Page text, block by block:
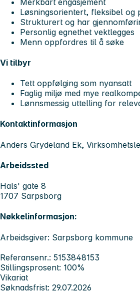
Løsningsorientert, fleksibel og
Strukturert og har
Personlig egnethet vektlegges
Menn oppfordres til å søke
Vi tilbyr
Tett oppfølging som nyansatt
Faglig miljø med mye
Lønnsmessig uttelling for
Kontaktinformasjon
Anders Grydeland Ek,
Arbeidssted
Hals' gate 8
1707 Sarpsborg
Nøkkelinformasjon:
Arbeidsgiver: Sarpsborg kommune
Referansenr.: 5153848153
Stillingsprosent: 100%
Vikariat
Søknadsfrist: 29.07.2026